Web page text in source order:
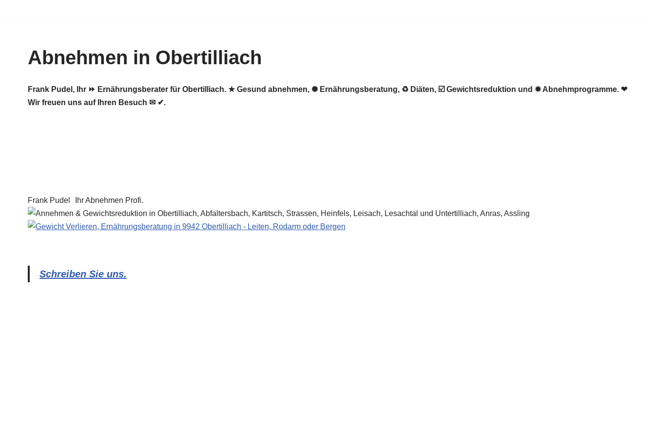
springenAbnehmen in Obertilliach
Frank Pudel, Ihr ⏩ Ernährungsberater für Obertilliach. ★ Gesund abnehmen, ✺ Ernährungsberatung, ♻ Diäten, ☑️ Gewichtsreduktion und ✹ Abnehmprogramme. ❤
Wir freuen uns auf Ihren Besuch ✉ ✔.
Frank Pudel Ihr Abnehmen Profi.
Schreiben Sie uns.